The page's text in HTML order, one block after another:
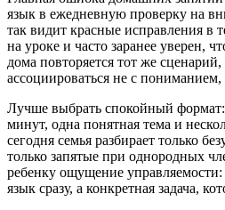
язык в ежедневную проверку на
так видит красные исправления в
на уроке и часто заранее уверен,
дома повторяется тот же
ассоциироваться не с
Лучше выбрать спокойный формат:
минут, одна понятная тема и
сегодня семья разбирает только
только запятые при однородных
ребенку ощущение
язык сразу, а конкретная задача,